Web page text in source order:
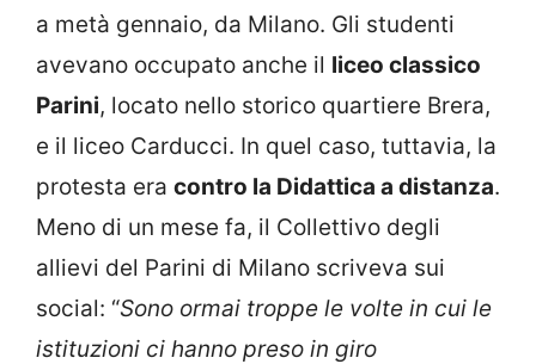
a metà gennaio, da Milano. Gli studenti
avevano occupato anche il liceo classico
Parini, locato nello storico quartiere Brera,
e il liceo Carducci. In quel caso, tuttavia, la
protesta era contro la Didattica a distanza.
Meno di un mese fa, il Collettivo degli
allievi del Parini di Milano scriveva sui
social: “Sono ormai troppe le volte in cui le
istituzioni ci hanno preso in giro